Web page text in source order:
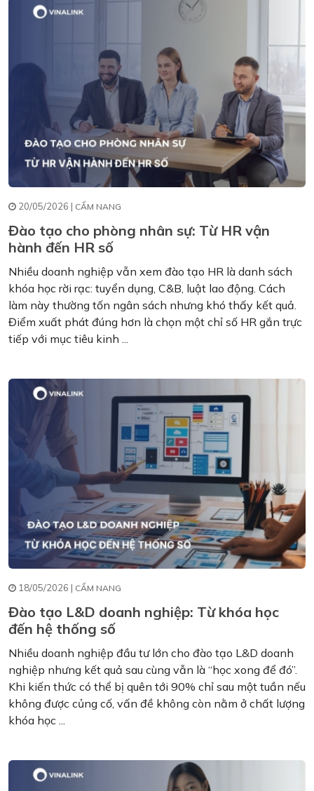
20/05/2026 | CẨM NANG
Đào tạo cho phòng nhân sự: Từ HR vận
hành đến HR số
Nhiều doanh nghiệp vẫn xem đào tạo HR là danh sách
khóa học rời rạc: tuyển dụng, C&B, luật lao động. Cách
làm này thường tốn ngân sách nhưng khó thấy kết quả.
Điểm xuất phát đúng hơn là chọn một chỉ số HR gắn trực
tiếp với mục tiêu kinh ...
18/05/2026 | CẨM NANG
Đào tạo L&D doanh nghiệp: Từ khóa học
đến hệ thống số
Nhiều doanh nghiệp đầu tư lớn cho đào tạo L&D doanh
nghiệp nhưng kết quả sau cùng vẫn là “học xong để đó”.
Khi kiến thức có thể bị quên tới 90% chỉ sau một tuần nếu
không được củng cố, vấn đề không còn nằm ở chất lượng
khóa học ...